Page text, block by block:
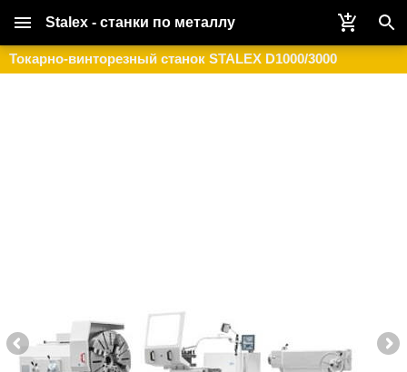
Stalex - станки по металлу
Токарно-винторезный станок STALEX D1000/3000